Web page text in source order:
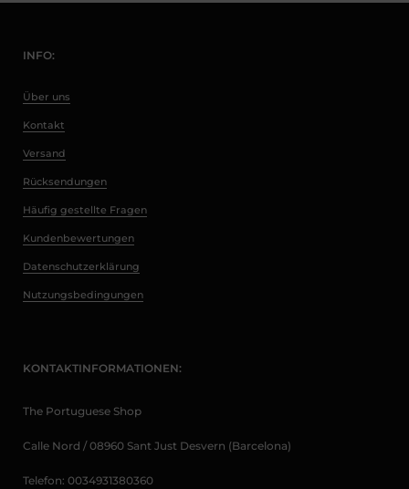
INFO:
Über uns
Kontakt
Versand
Rücksendungen
Häufig gestellte Fragen
Kundenbewertungen
Datenschutzerklärung
Nutzungsbedingungen
KONTAKTINFORMATIONEN:
The Portuguese Shop
Calle Nord / 08960 Sant Just Desvern (Barcelona)
Telefon: 0034931380360